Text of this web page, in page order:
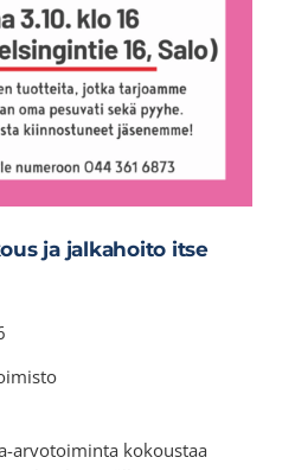
ja jalkahoito itse
arvotoiminta kokoustaa